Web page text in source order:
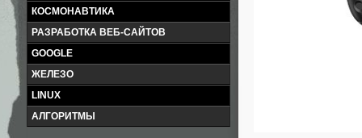
КОСМОНАВТИКА
РАЗРАБОТКА ВЕБ-САЙТОВ
GOOGLE
ЖЕЛЕЗО
LINUX
АЛГОРИТМЫ